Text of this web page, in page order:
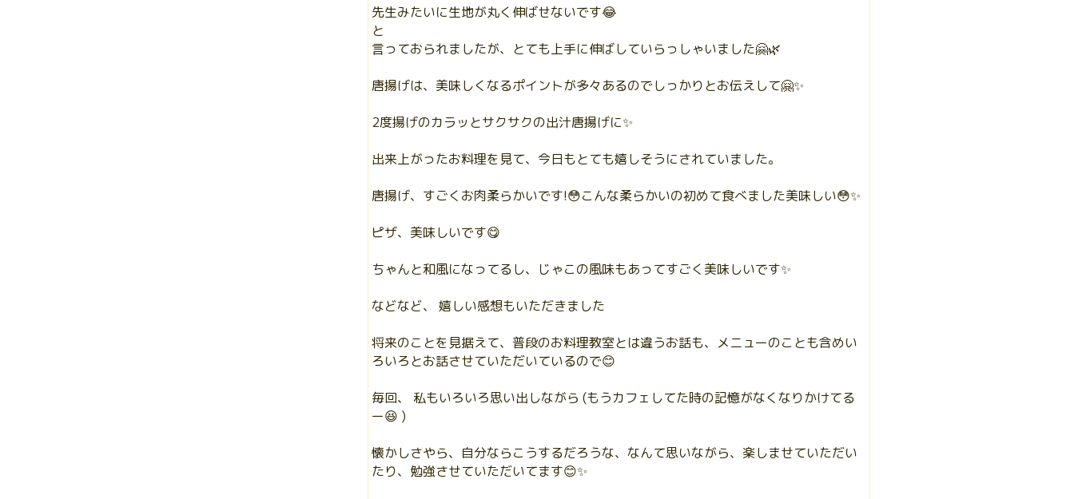
先生みたいに生地が丸く伸ばせないです😂
と
言っておられましたが、とても上手に伸ばしていらっしゃいました🤗🌿
唐揚げは、美味しくなるポイントが多々あるのでしっかりとお伝えして🤗✨
2度揚げのカラッとサクサクの出汁唐揚げに✨
出来上がったお料理を見て、今日もとても嬉しそうにされていました。
唐揚げ、すごくお肉柔らかいです!😳こんな柔らかいの初めて食べました美味しい😳✨
ピザ、美味しいです😋
ちゃんと和風になってるし、じゃこの風味もあってすごく美味しいです✨
などなど、 嬉しい感想もいただきました
将来のことを見据えて、普段のお料理教室とは違うお話も、メニューのことも含めい
ろいろとお話させていただいているので😊
毎回、 私もいろいろ思い出しながら (もうカフェしてた時の記憶がなくなりかけてる
ー😆 )
懐かしさやら、自分ならこうするだろうな、なんて思いながら、楽しませていただい
たり、勉強させていただいてます😊✨